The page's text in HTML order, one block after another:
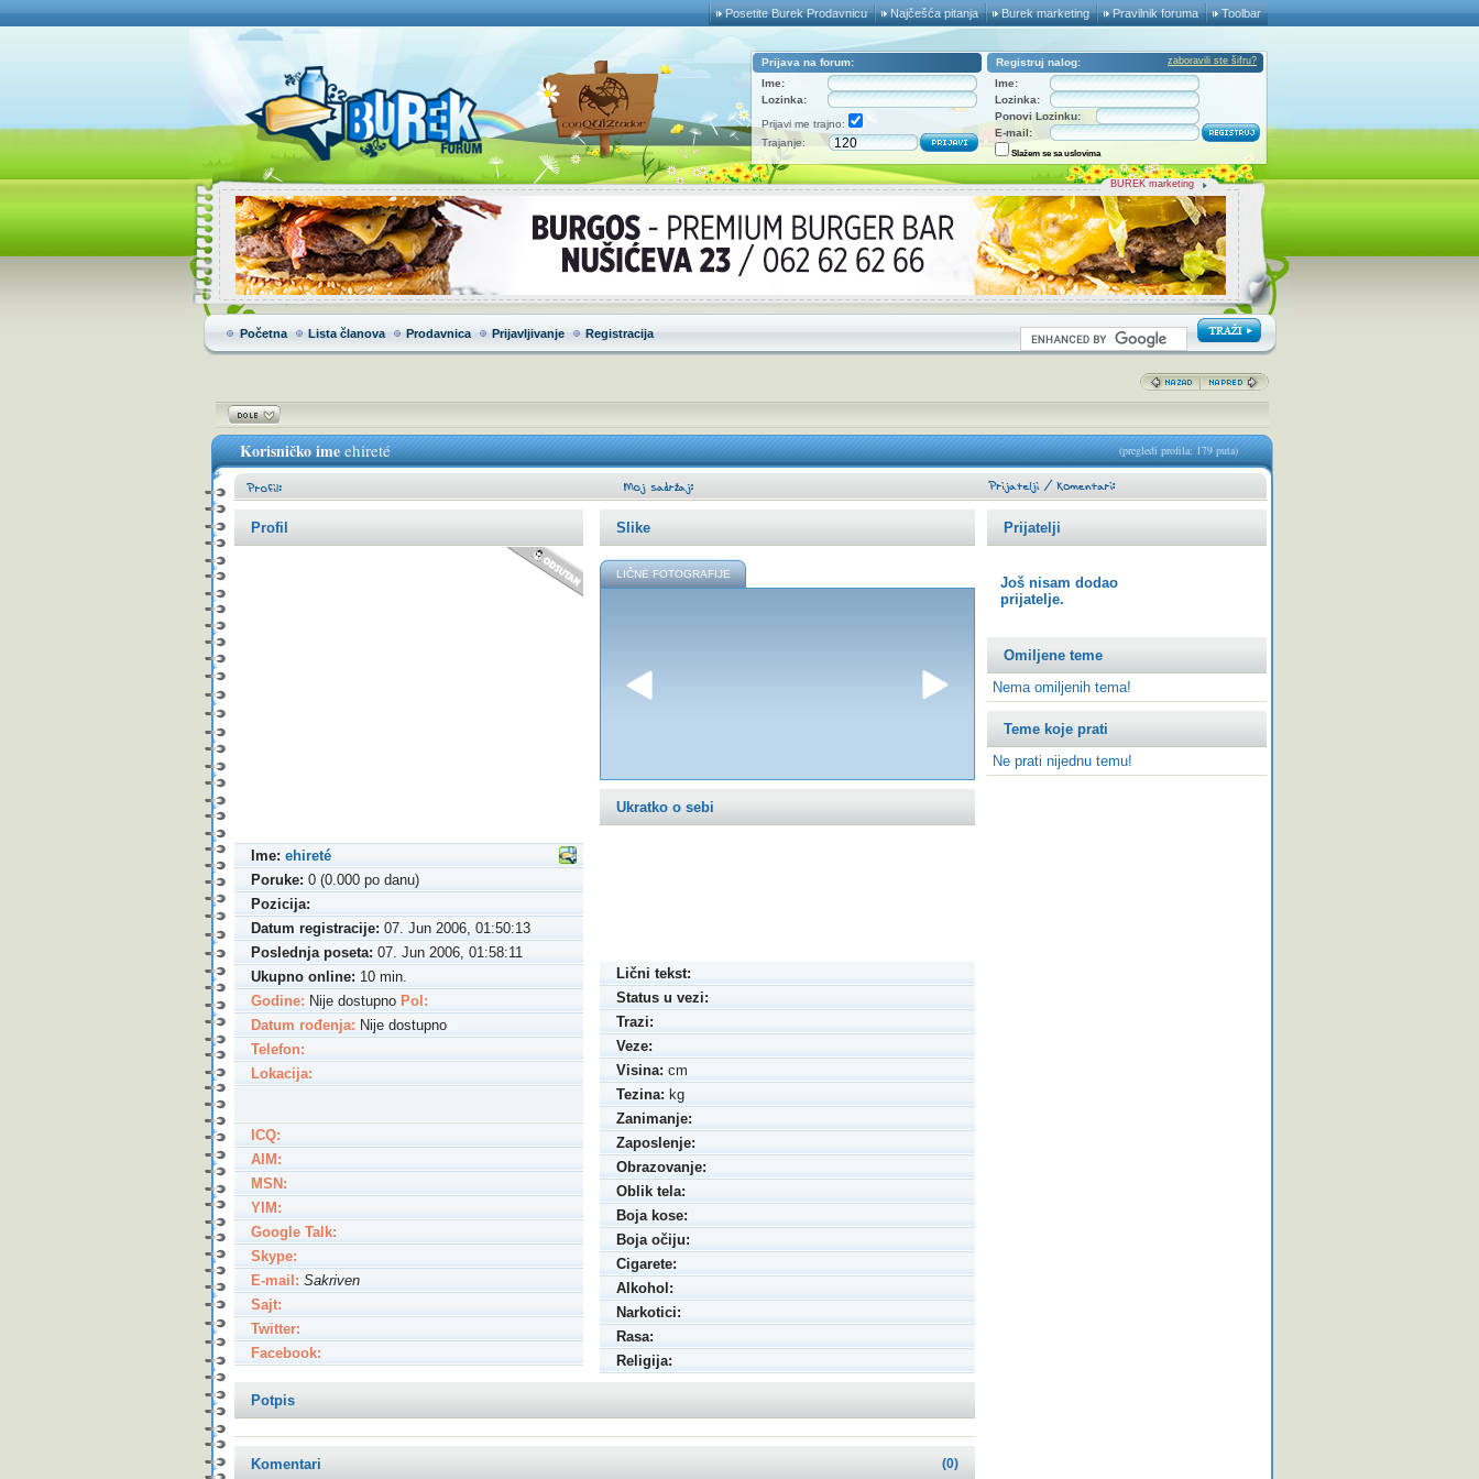
Toolbar
Pravilnik foruma
Burek marketing
Najčešća pitanja
Posetite Burek Prodavnicu
Prijava na forum:
Ime:
Lozinka:
Prijavi me trajno:
Trajanje:
Registruj nalog: zaboravili ste šifru?
Ime:
Lozinka:
Ponovi Lozinku:
E-mail:
Slažem se sa uslovima
BUREK marketing
Početna Lista članova Prodavnica Prijavljivanje Registracija
Korisničko ime ehireté (pregledi profila: 179 puta)
Profil
Ime: ehireté
Poruke: 0 (0.000 po danu)
Pozicija:
Datum registracije: 07. Jun 2006, 01:50:13
Poslednja poseta: 07. Jun 2006, 01:58:11
Ukupno online: 10 min.
Godine: Nije dostupno Pol:
Datum rođenja: Nije dostupno
Telefon:
Lokacija:
ICQ:
AIM:
MSN:
YIM:
Google Talk:
Skype:
E-mail: Sakriven
Sajt:
Twitter:
Facebook:
Slike
LIČNE FOTOGRAFIJE
Ukratko o sebi
Lični tekst:
Status u vezi:
Trazi:
Veze:
Visina: cm
Tezina: kg
Zanimanje:
Zaposlenje:
Obrazovanje:
Oblik tela:
Boja kose:
Boja očiju:
Cigarete:
Alkohol:
Narkotici:
Rasa:
Religija:
Potpis
Komentari (0)
Prijatelji
Još nisam dodao
prijatelje.
Omiljene teme
Nema omiljenih tema!
Teme koje prati
Ne prati nijednu temu!